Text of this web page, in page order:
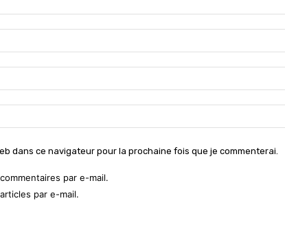
dans ce navigateur pour la prochaine fois que je commenterai.
par e-mail.
par e-mail.